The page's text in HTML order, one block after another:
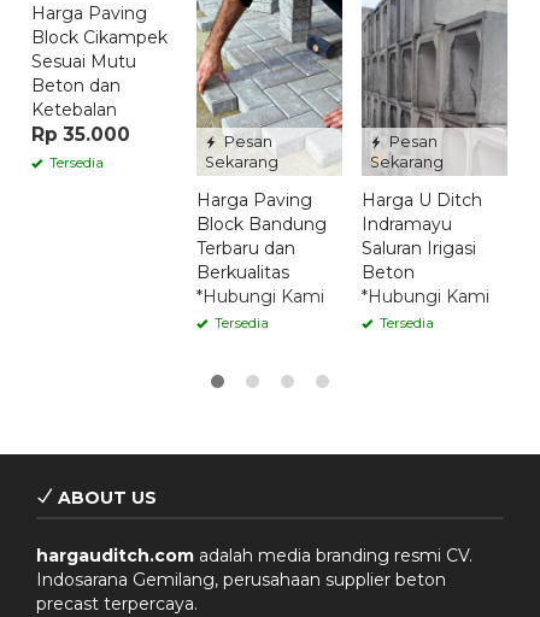
Harga Paving
Block Cikampek
Sesuai Mutu
Beton dan
Ketebalan
Rp 35.000
Tersedia
Pesan
Sekarang
Harga Paving
Block Bandung
Terbaru dan
Berkualitas
*Hubungi Kami
Tersedia
Pesan
Sekarang
Harga U Ditch
Indramayu
Saluran Irigasi
Beton
*Hubungi Kami
Tersedia
ABOUT US
hargauditch.com adalah media branding resmi CV.
Indosarana Gemilang, perusahaan supplier beton
precast terpercaya.